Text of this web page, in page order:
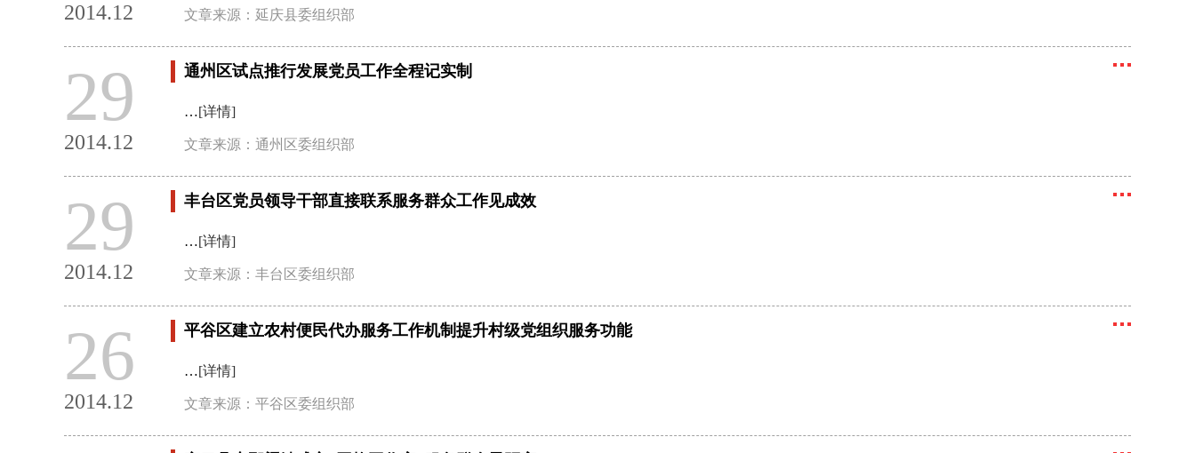
2014.12 文章来源：延庆县委组织部
29
2014.12
通州区试点推行发展党员工作全程记实制
…[详情]
文章来源：通州区委组织部
29
2014.12
丰台区党员领导干部直接联系服务群众工作见成效
…[详情]
文章来源：丰台区委组织部
26
2014.12
平谷区建立农村便民代办服务工作机制提升村级党组织服务功能
…[详情]
文章来源：平谷区委组织部